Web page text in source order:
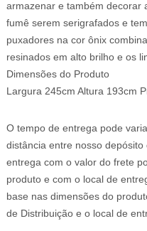
armazenar e também decorar
fumê serem serigrafados e
puxadores na cor ônix
resinados em alto brilho e os
Dimensões do Produto
Largura 245cm Altura 193cm
O tempo de entrega pode
distância entre nosso
entrega com o valor do frete
produto e com o local de
base nas dimensões do
de Distribuição e o local de